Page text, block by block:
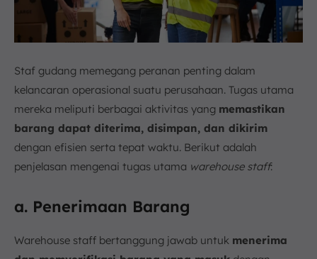
Staf gudang memegang peranan penting dalam
kelancaran operasional suatu perusahaan. Tugas utama
mereka meliputi berbagai aktivitas yang memastikan
barang dapat diterima, disimpan, dan dikirim
dengan efisien serta tepat waktu. Berikut adalah
penjelasan mengenai tugas utama warehouse staff:
a. Penerimaan Barang
Warehouse staff bertanggung jawab untuk menerima